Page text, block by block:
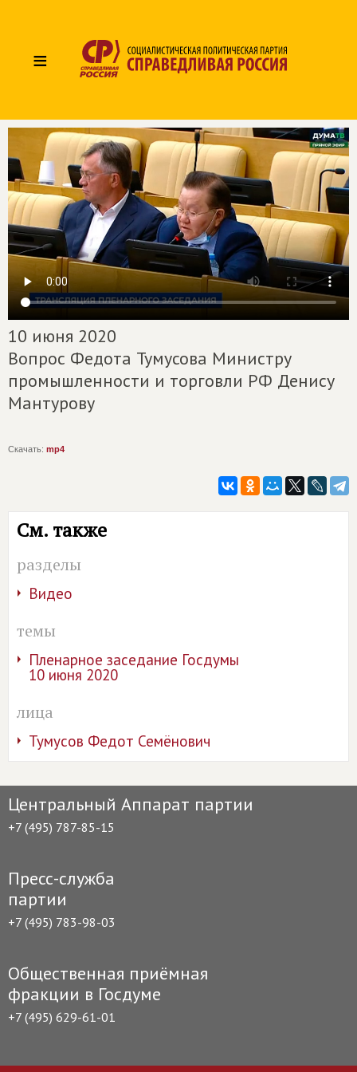
≡
10 июня 2020
Вопрос Федота Тумусова Министру
промышленности и торговли РФ Денису
Мантурову
Скачать: mp4
См. также
разделы
Видео
темы
Пленарное заседание Госдумы
10 июня 2020
лица
Тумусов Федот Семёнович
Центральный Аппарат партии
+7 (495) 787-85-15
Пресс-служба
партии
+7 (495) 783-98-03
Общественная приёмная
фракции в Госдуме
+7 (495) 629-61-01